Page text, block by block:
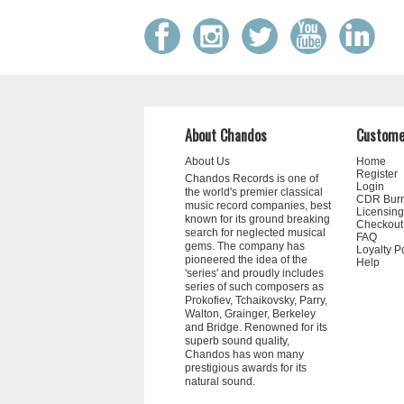
About Chandos
About Us
Chandos Records is one of
the world's premier classical
music record companies, best
known for its ground breaking
search for neglected musical
gems. The company has
pioneered the idea of the
'series' and proudly includes
series of such composers as
Prokofiev, Tchaikovsky, Parry,
Walton, Grainger, Berkeley
and Bridge. Renowned for its
superb sound quality,
Chandos has won many
prestigious awards for its
natural sound.
Home
Register
Login
CDR
Licensing
Checkout
FAQ
Loyalty
Help